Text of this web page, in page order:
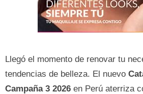
Llegó el momento de renovar tu
tendencias de belleza. El nuevo
Campaña 3 2026 en Perú aterriza